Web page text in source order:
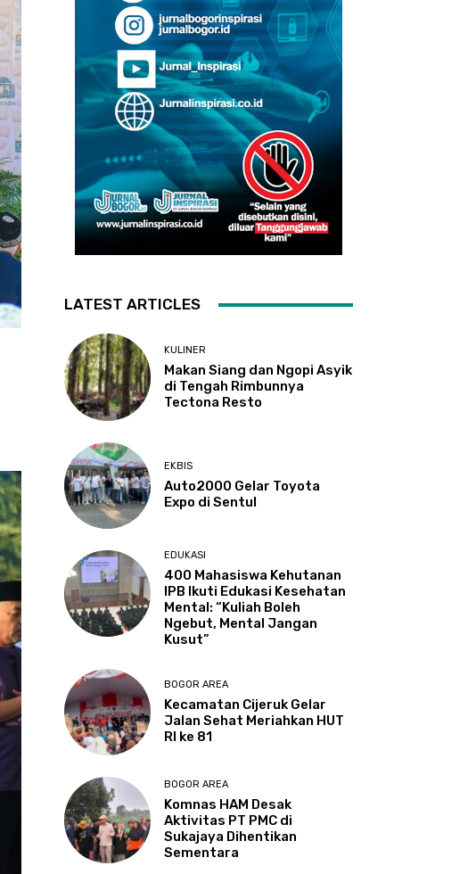
LATEST ARTICLES
KULINER
Makan Siang dan Ngopi Asyik
di Tengah Rimbunnya
Tectona Resto
EKBIS
Auto2000 Gelar Toyota
Expo di Sentul
EDUKASI
400 Mahasiswa Kehutanan
IPB Ikuti Edukasi Kesehatan
Mental: “Kuliah Boleh
Ngebut, Mental Jangan
Kusut”
BOGOR AREA
Kecamatan Cijeruk Gelar
Jalan Sehat Meriahkan HUT
RI ke 81
BOGOR AREA
Komnas HAM Desak
Aktivitas PT PMC di
Sukajaya Dihentikan
Sementara